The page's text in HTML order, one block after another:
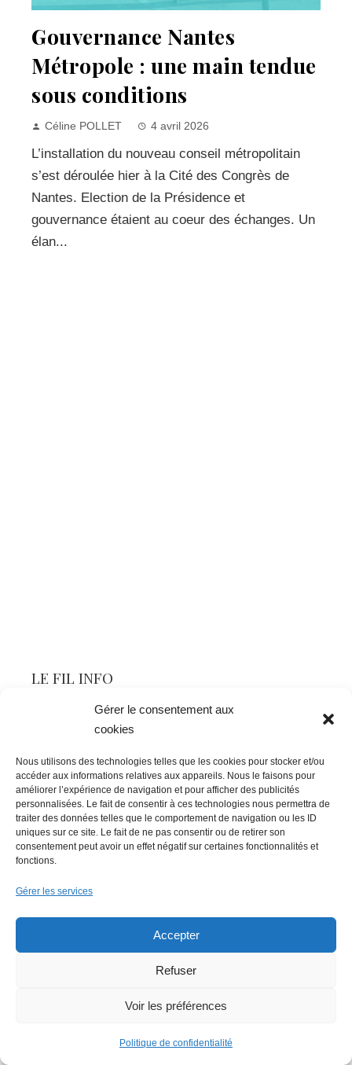
Gérer le consentement aux
cookies
Nous utilisons des technologies telles que les cookies pour stocker et/ou
accéder aux informations relatives aux appareils. Nous le faisons pour
améliorer l’expérience de navigation et pour afficher des publicités
personnalisées. Le fait de consentir à ces technologies nous permettra de
traiter des données telles que le comportement de navigation ou les ID
uniques sur ce site. Le fait de ne pas consentir ou de retirer son
consentement peut avoir un effet négatif sur certaines fonctionnalités et
fonctions.
Gérer les services
Accepter
Refuser
Voir les préférences
Politique de confidentialité
Gouvernance Nantes
Métropole : une main tendue
sous conditions
Céline POLLET 4 avril 2026
L’installation du nouveau conseil métropolitain
s’est déroulée hier à la Cité des Congrès de
Nantes. Election de la Présidence et
gouvernance étaient au coeur des échanges. Un
élan...
LE FIL INFO
Manoir de la Châtaigneraie ?
6 août 2026
Economie : Le Journal des
entreprises repris par le groupe
Emploi : une journée de
recrutement digne d’un film
5 août 2026
Déchèterie de Saint-Herblain